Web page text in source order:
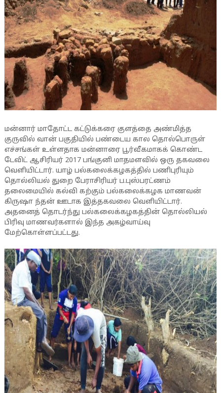
மன்னார் மாதோட்ட கட்டுக்கரை குளத்தை அண்மித்த
குருவில் வான் பகுதியில் பண்டைய கால தொல்பொருள்
எச்சங்கள் உள்ளதாக மன்னாரை பூர்வீகமாகக் கொண்ட
டேவிட் ஆசிரியர் 2017 பங்குனி மாதமளவில் ஒரு தகவலை
வெளியிட்டார். யாழ் பல்கலைக்கழகத்தில் பணிபுரியும்
தொல்லியல் துறை பேராசிரியர் ப.புஸ்பரட்ணம்
தலைமையில் கல்வி கற்கும் பல்கலைக்கழக மாணவன்
கிருஷா ந்தன் ஊடாக இத்தகவலை வெளியிட்டார்.
அதனைத் தொடர்ந்து பல்கலைக்கழகத்தின் தொல்லியல்
பிரிவு மாணவர்களால் இந்த அகழ்வாய்வு
மேற்கொள்ளப்பட்டது.